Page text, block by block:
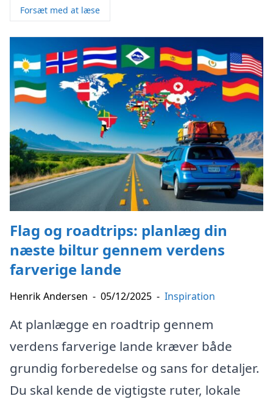
Forsæt med at læse
Flag og roadtrips: planlæg din
næste biltur gennem verdens
farverige lande
Henrik Andersen - 05/12/2025 - Inspiration
At planlægge en roadtrip gennem
verdens farverige lande kræver både
grundig forberedelse og sans for detaljer.
Du skal kende de vigtigste ruter, lokale